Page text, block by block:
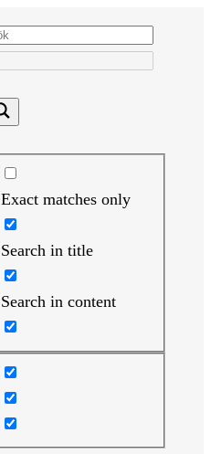
Exact matches only
Search in title
Search in content